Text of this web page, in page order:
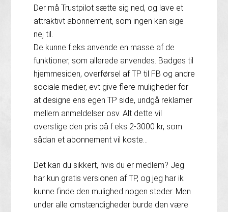
Der må Trustpilot sætte sig ned, og lave et
attraktivt abonnement, som ingen kan sige
nej til.
De kunne f.eks anvende en masse af de
funktioner, som allerede anvendes. Badges til
hjemmesiden, overførsel af TP til FB og andre
sociale medier, evt give flere muligheder for
at designe ens egen TP side, undgå reklamer
mellem anmeldelser osv. Alt dette vil
overstige den pris på f.eks 2-3000 kr, som
sådan et abonnement vil koste…
Det kan du sikkert, hvis du er medlem? Jeg
har kun gratis versionen af TP, og jeg har ik
kunne finde den mulighed nogen steder. Men
under alle omstændigheder burde den være